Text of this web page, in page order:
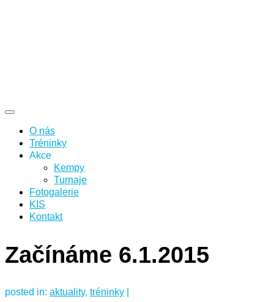
O nás
Tréninky
Akce
Kempy
Turnaje
Fotogalerie
KIS
Kontakt
Začínáme 6.1.2015
posted in: aktuality, tréninky